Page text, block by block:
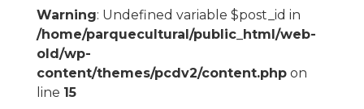
Warning: Undefined variable $post_id in
/home/parquecultural/public_html/web-
old/wp-
content/themes/pcdv2/content.phpon
line 15